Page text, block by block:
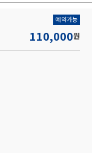
예약가능
110,000원